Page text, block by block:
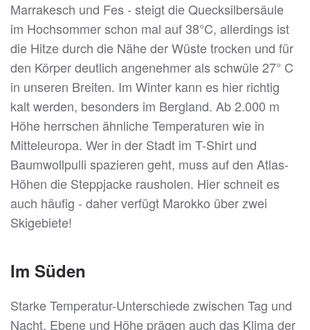
Marrakesch und Fes - steigt die Quecksilbersäule
im Hochsommer schon mal auf 38°C, allerdings ist
die Hitze durch die Nähe der Wüste trocken und für
den Körper deutlich angenehmer als schwüle 27° C
in unseren Breiten. Im Winter kann es hier richtig
kalt werden, besonders im Bergland. Ab 2.000 m
Höhe herrschen ähnliche Temperaturen wie in
Mitteleuropa. Wer in der Stadt im T-Shirt und
Baumwollpulli spazieren geht, muss auf den Atlas-
Höhen die Steppjacke rausholen. Hier schneit es
auch häufig - daher verfügt Marokko über zwei
Skigebiete!
Im Süden
Starke Temperatur-Unterschiede zwischen Tag und
Nacht, Ebene und Höhe prägen auch das Klima der